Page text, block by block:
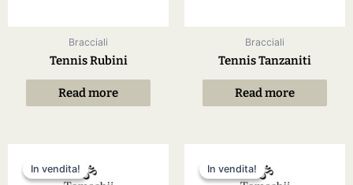
Bracciali
Tennis Rubini
Read more
Bracciali
Tennis Tanzaniti
Read more
In vendita!
In vendita! In vendita!
In vendita!